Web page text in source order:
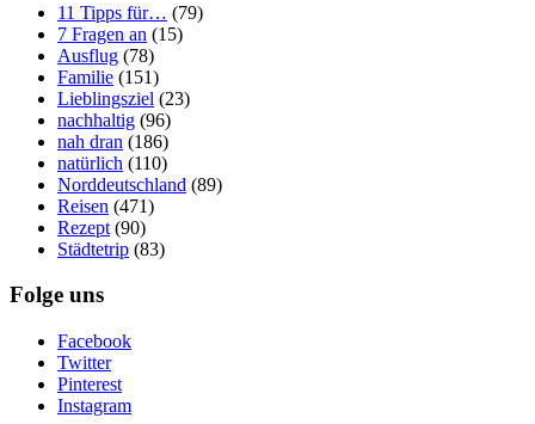
11 Tipps für… (79)
7 Fragen an (15)
Ausflug (78)
Familie (151)
Lieblingsziel (23)
nachhaltig (96)
nah dran (186)
natürlich (110)
Norddeutschland (89)
Reisen (471)
Rezept (90)
Städtetrip (83)
Folge uns
Facebook
Twitter
Pinterest
Instagram